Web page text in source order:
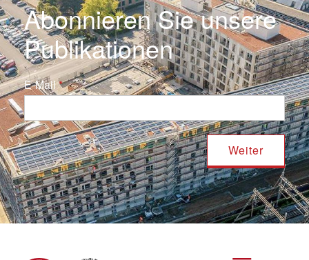
Abonnieren Sie unsere
Publikationen
E-Mail